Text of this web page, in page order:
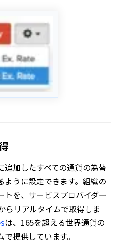
加したすべての通貨の為替
ように設定できます。組織の
を、サービスプロバイダー
らリアルタイムで取得しま
は、165を超える世界通貨の
提供しています。